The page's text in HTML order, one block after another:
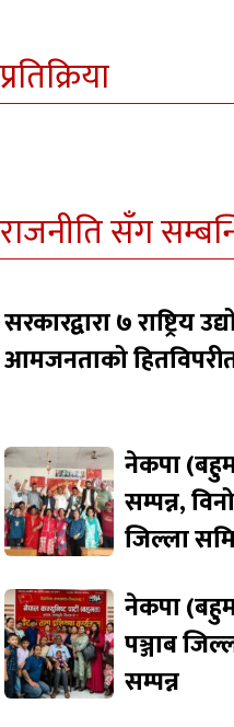
प्रतिक्रिया
राजनीति सँग
सरकारद्वारा ७ राष्ट्रिय
आमजनताको
नेकपा
सम्पन्न,
जिल्ला
नेकपा
पञ्जाब
सम्पन्न